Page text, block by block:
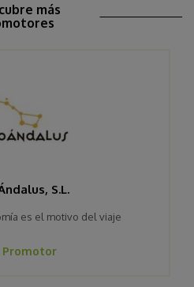
más
S.L.
es el motivo del viaje
Promotor